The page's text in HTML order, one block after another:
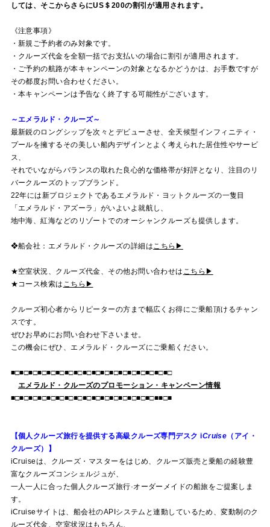
しては、そこからさらにUS＄200の割引が適用されます。
《注意事項》
・新規ご予約者のみ対象です。
・クルーズ代金を全額一括でお支払いの場合に割引が適用されます。
・ご予約の航路が本キャンペーンの対象となるかどうかは、お手数ですが
その都度お問い合わせください。
・本キャンペーンは予告なく終了する可能性がございます。
～エメラルド・クルーズ～
最新鋭のロングシップを次々とデビューさせ、全天候型インフィニティ・
プールを擁するその美しい船内デザインとよく考えられた居住性やサービ
ス、
それでいながらバランスの取れた良心的な価格帯が好評となり、注目のリ
バークルーズのトップブランド。
22年には新プロジェクトであるエメラルド・ヨットクルーズの一隻目
「エメラルド・アズーラ」がいよいよ就航し、
地中海、紅海などのリゾートでのオーシャンクルーズも提供します。
❖船会社：エメラルド・クルーズの詳細はこちら▶
★空室状況、クルーズ代金、その他お問い合わせは こちら▶
★コース検索は こちら▶
クルーズ初心者からリピーターの方まで幅広くお得にご乗船頂けるチャン
スです。
ぜひお早めにお問い合わせ下さいませ。
この機会にぜひ、エメラルド・クルーズにご乗船ください。
■□■□■□■□■□■□■□■□■□■□■□■□■□■□■□■□■□■□
エメラルド・クルーズのプロモーション・キャンペーン情報
■□■□■□■□■□■□■□■□■□■□■□■□■□■□■□■□■■□■
【個人クルーズ旅行を提供する高級クルーズ専門デスクiCruise （アイ・
クルーズ）】
iCruiseは、クルーズ・マスターをはじめ、クルーズ販売と乗船の経験豊
富なクルーズコンシェルジュが、
一人一人に合った個人クルーズ旅行·オーダーメイドの船旅をご提案しま
す。
iCruiseサイトは、船会社のAPIシステムと連動しているため、変動制のク
ルーズ代金、空室状況はもちろん、